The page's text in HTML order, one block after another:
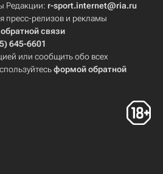
Редакции: r-sport.internet@ria.ru
пресс-релизов и рекламы
связи
645-6601
или сообщить обо всех
формой обратной